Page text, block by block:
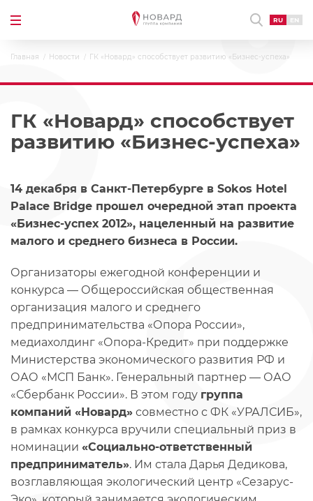
RU EN
Главная Новости ГК «Новард» способствует развитию «Бизнес-успеха»
ГК «Новард» способствует
развитию «Бизнес-успеха»
14 декабря в Санкт-Петербурге в Sokos Hotel
Palace Bridge прошел очередной этап проекта
«Бизнес-успех 2012», нацеленный на развитие
малого и среднего бизнеса в России.
Организаторы ежегодной конференции и
конкурса — Общероссийская общественная
организация малого и среднего
предпринимательства «Опора России»,
медиахолдинг «Опора-Кредит» при поддержке
Министерства экономического развития РФ и
ОАО «МСП Банк». Генеральный партнер — ОАО
«Сбербанк России». В этом году группа
компаний «Новард» совместно с ФК «УРАЛСИБ»,
в рамках конкурса вручили специальный приз в
номинации «Социально-ответственный
предприниматель». Им стала Дарья Дедикова,
возглавляющая экологический центр «Сезарус-